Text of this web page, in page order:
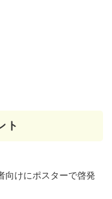
ト
向けにポスターで啓発